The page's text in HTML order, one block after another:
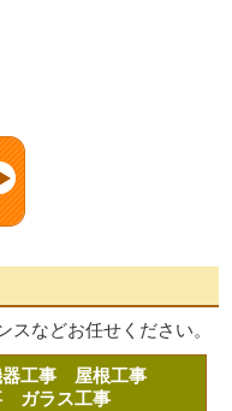
などお任せください。
器工事 屋根工事
ガラス工事